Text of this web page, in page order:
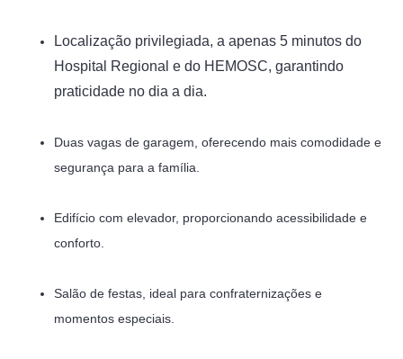
Localização privilegiada, a apenas 5 minutos do
Hospital Regional e do HEMOSC, garantindo
praticidade no dia a dia.
Duas vagas de garagem, oferecendo mais comodidade e
segurança para a família.
Edifício com elevador, proporcionando acessibilidade e
conforto.
Salão de festas, ideal para confraternizações e
momentos especiais.